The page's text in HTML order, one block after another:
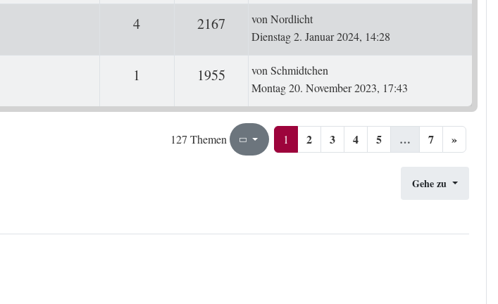
4Antworten2167 ZugriffeLetzter Beitrag
vonNordlicht
Dienstag 2. Januar 2024, 14:28
1 Antworten1955 ZugriffeLetzter Beitrag
vonSchmidtchen
Montag 20. November 2023, 17:43
127 Themen Seite1 von
1 2 3 4 5 … 7 »
Gehe zu